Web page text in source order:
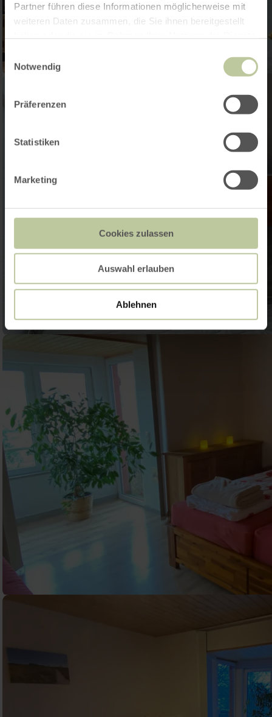
Partner führen diese Informationen möglicherweise mit
weiteren Daten zusammen, die Sie ihnen bereitgestellt
Einwilligungsauswahl
Notwendig
Präferenzen
Statistiken
Marketing
Cookies zulassen
Auswahl erlauben
Ablehnen